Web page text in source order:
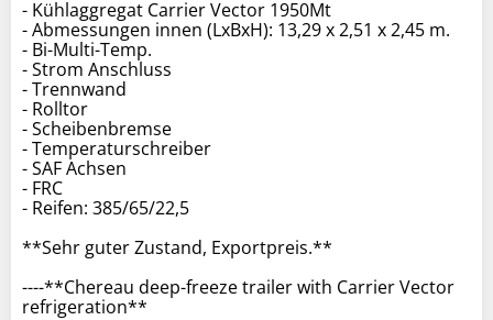
- Kühlaggregat Carrier Vector 1950Mt
- Abmessungen innen (LxBxH): 13,29 x 2,51 x 2,45 m.
- Bi-Multi-Temp.
- Strom Anschluss
- Trennwand
- Rolltor
- Scheibenbremse
- Temperaturschreiber
- SAF Achsen
- FRC
- Reifen: 385/65/22,5
**Sehr guter Zustand, Exportpreis.**
----**Chereau deep-freeze trailer with Carrier Vector
refrigeration**